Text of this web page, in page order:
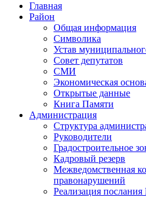
Главная
Район
Общая информация
Символика
Устав
Совет депутатов
СМИ
Экономическая
Открытые данные
Книга Памяти
Администрация
Структура
Руководители
Градостроительное
Кадровый резерв
Межведомственная
правонарушений
Реализация